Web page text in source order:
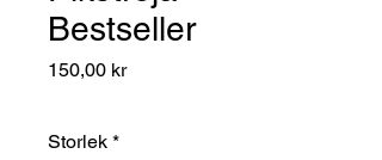
Bestseller
150,00 krPris
Storlek *